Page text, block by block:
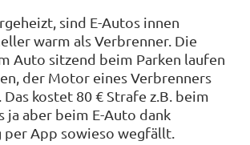
sind E-Autos innen
warm als Verbrenner. Die
Auto sitzend beim Parken laufen
der Motor eines Verbrenners
kostet 80 € Strafe z.B. beim
ja aber beim E-Auto dank
App sowieso wegfällt.